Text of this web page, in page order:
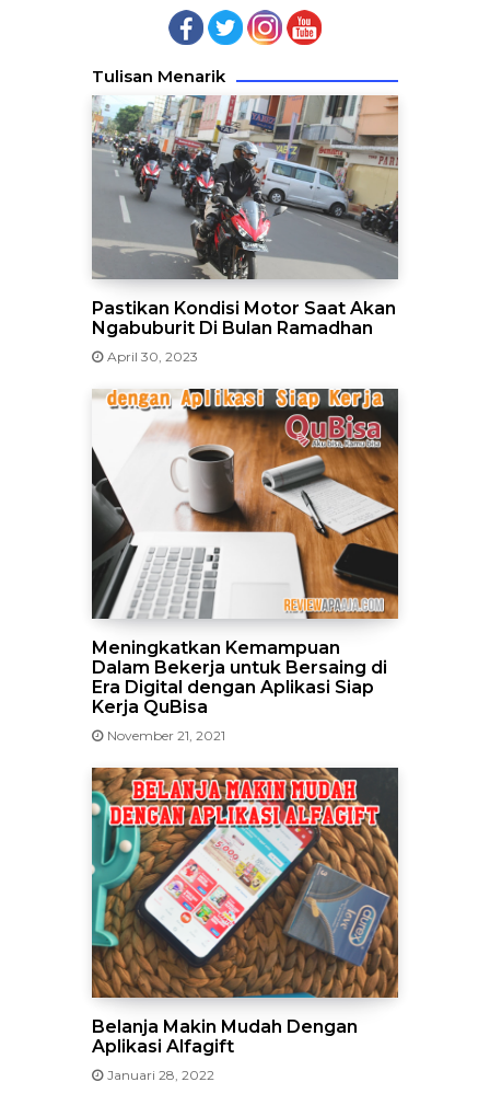
Tulisan Menarik
Pastikan Kondisi Motor Saat Akan
Ngabuburit Di Bulan Ramadhan
April 30, 2023
Meningkatkan Kemampuan
Dalam Bekerja untuk Bersaing di
Era Digital dengan Aplikasi Siap
Kerja QuBisa
November 21, 2021
Belanja Makin Mudah Dengan
Aplikasi Alfagift
Januari 28, 2022